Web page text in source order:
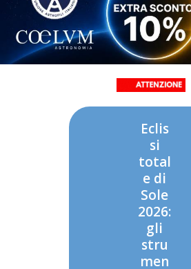
Eclis
si
total
e di
Sole
2026:
gli
stru
men